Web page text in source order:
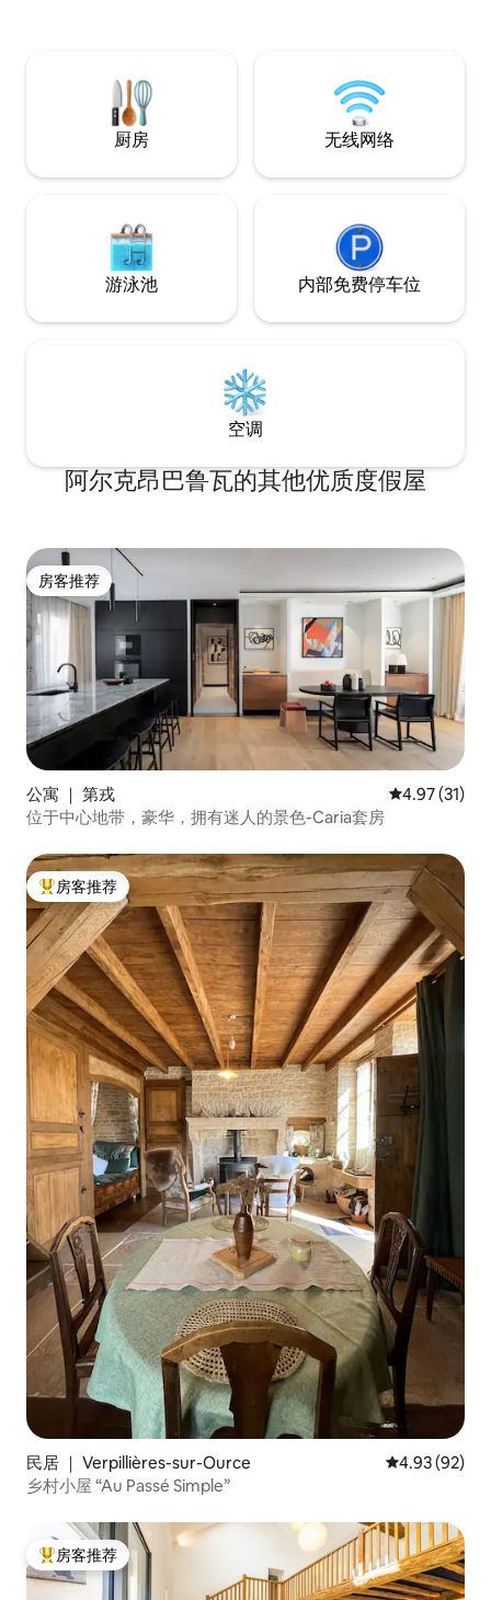
厨房 无线网络
游泳池 内部免费停车位
空调
阿尔克昂巴鲁瓦的其他优质度假屋
房客推荐
房客推荐
公寓 ｜ 第戎 平均评分
4.97 (31)
位于中心地带，豪华，拥有迷人的景色-Caria套房
热门「房客推荐」
房客推荐
民居 ｜ Verpillières-sur-Ource 平均评分
4.93 (92)
乡村小屋 “Au Passé Simple”
热门「房客推荐」
房客推荐